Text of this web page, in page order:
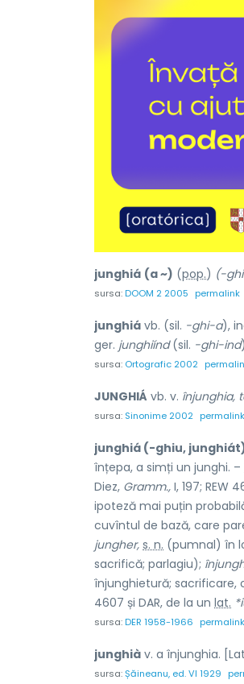
junghiá (a ~) (pop.) (-
sursa:DOOM 2 2005 permalink
junghiá vb. (sil. -ghi-a),
ger. junghiínd(sil. -ghi-ind)
sursa: Ortografic 2002
JUNGHIÁ vb. v. înjunghia,
sursa: Sinonime 2002 permalink
junghiá (-ghiu,
înțepa, a simți un junghi. –
Diez, Gramm., I, 197; REW
ipoteză mai puțin
cuvîntul de bază, care
jungher, s. n. (pumnal) în
sacrifică; parlagiu);
înjunghietură; sacrificare,
4607 și DAR, de la un lat.
sursa:DER 1958-1966 permalink
junghià v. a înjunghia.
sursa:Șăineanu, ed. VI 1929